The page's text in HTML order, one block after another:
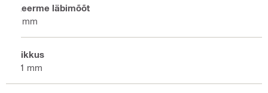
Keerme läbimõõt
8 mm
Pikkus
21 mm